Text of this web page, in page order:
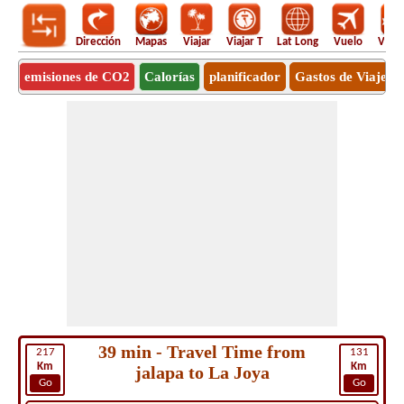
Dirección Mapas Viajar Viajar T Lat Long Vuelo
emisiones de CO2 Calorías planificador Gastos de Viaje
217
Km
Go
131
Km
Go
39 min - Travel Time from
jalapa to La Joya